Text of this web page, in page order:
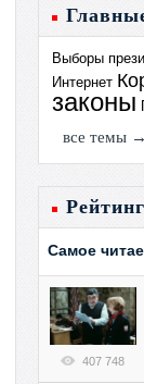
Выборы
Интернет
законы
все темы →
Самое
407 748